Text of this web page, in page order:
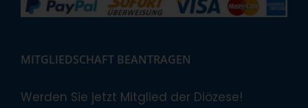
MITGLIEDSCHAFT BEANTRAGEN
Werden Sie jetzt Mitglied der Diözese!